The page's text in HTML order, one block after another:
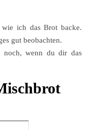
ich das Brot backe.
gut beobachten.
noch, wenn du dir das